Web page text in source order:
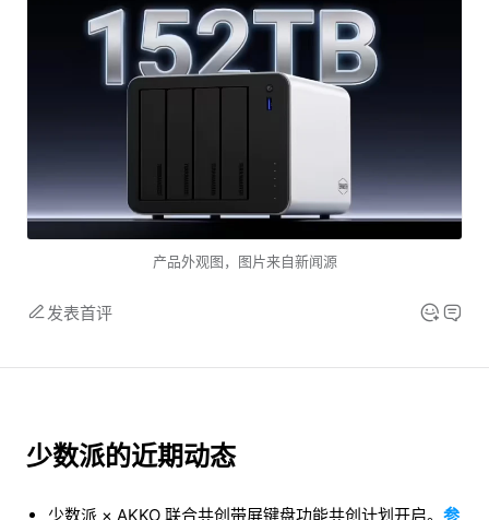
产品外观图，图片来自新闻源
发表首评
少数派的近期动态
少数派 × AKKO 联合共创带屏键盘功能共创计划开启。 参